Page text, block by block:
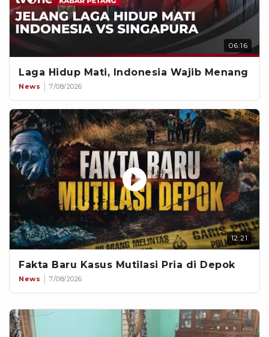
06:16
Laga Hidup Mati, Indonesia Wajib Menang
News 7/08/2026
12:21
Fakta Baru Kasus Mutilasi Pria di Depok
News 7/08/2026